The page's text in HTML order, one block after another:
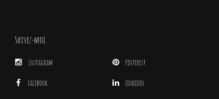
Suivez-moi
Instagram
Facebook
Pinterest
Linkedin